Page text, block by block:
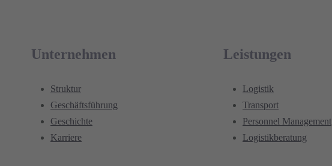
Unternehmen
Struktur
Geschäftsführung
Geschichte
Karriere
Leistungen
Logistik
Transport
Personnel Management
Logistikberatung